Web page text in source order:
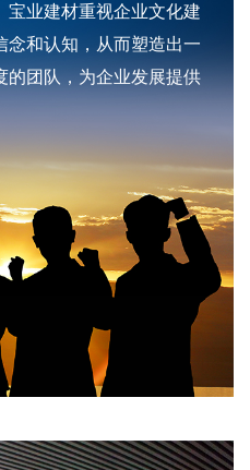
宝业建材重视企业文化建
念和认知，从而塑造出一
的团队，为企业发展提供